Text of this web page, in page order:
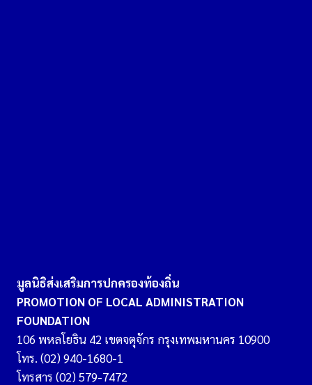
มูลนิธิส่งเสริมการปกครองท้องถิ่น
PROMOTION OF LOCAL ADMINISTRATION
FOUNDATION
106 พหลโยธิน 42 เขตจตุจักร กรุงเทพมหานคร 10900
โทร. (02) 940-1680-1
โทรสาร (02) 579-7472